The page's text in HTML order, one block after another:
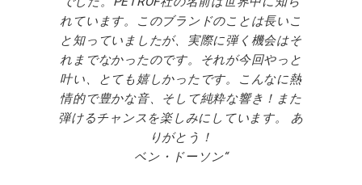
れています。このブランドのことは長いこ
と知っていましたが、実際に弾く機会はそ
れまでなかったのです。それが今回やっと
叶い、とても嬉しかったです。こんなに熱
情的で豊かな音、そして純粋な響き！また
弾けるチャンスを楽しみにしています。 あ
りがとう！
ベン・ドーソン